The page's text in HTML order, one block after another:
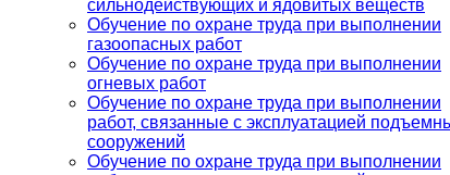
сильнодействующих и ядовитых веществ
Обучение по охране труда при выполнении
газоопасных работ
Обучение по охране труда при выполнении
огневых работ
Обучение по охране труда при выполнении
работ, связанные с эксплуатацией
сооружений
Обучение по охране труда при выполнении